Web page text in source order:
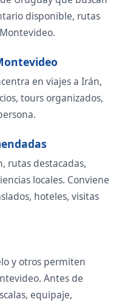
disponible, rutas
en viajes a Irán,
tours organizados,
rutas destacadas,
locales. Conviene
hoteles, visitas
y otros permiten
Antes de
equipaje,